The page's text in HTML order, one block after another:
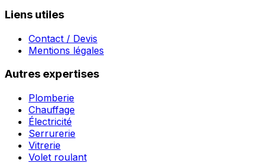
Liens utiles
Contact / Devis
Mentions légales
Autres expertises
Plomberie
Chauffage
Électricité
Serrurerie
Vitrerie
Volet roulant